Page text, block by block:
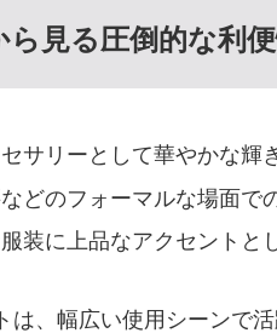
見る圧倒的な利
サリーとして華やかな輝
どのフォーマルな場面で
装に上品なアクセントと
は、幅広い使用シーンで